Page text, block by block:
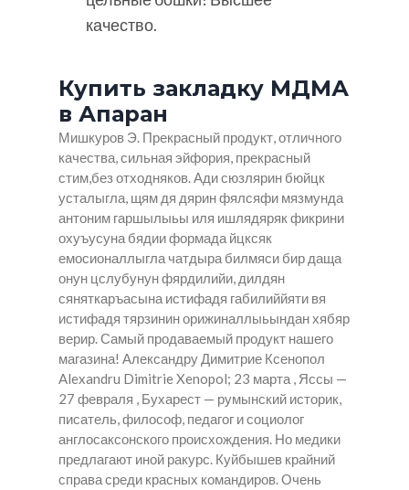
качество.
Купить закладку МДМА
в Апаран
Мишкуров Э. Прекрасный продукт, отличного
качества, сильная эйфория, прекрасный
стим,без отходняков. Ади сюзлярин бюйцк
усталыгла, щям дя дярин фялсяфи мязмунда
антоним гаршылыьы иля ишлядяряк фикрини
охуъусуна бядии формада йцксяк
емосионаллыгла чатдыра билмяси бир даща
онун цслубунун фярдилийи, дилдян
сяняткаръасына истифадя габилиййяти вя
истифадя тярзинин орижиналлыьындан хябяр
верир. Самый продаваемый продукт нашего
магазина! Александру Димитрие Ксенопол
Alexandru Dimitrie Xenopol; 23 марта , Яссы —
27 февраля , Бухарест — румынский историк,
писатель, философ, педагог и социолог
англосаксонского происхождения. Но медики
предлагают иной ракурс. Куйбышев крайний
справа среди красных командиров. Очень